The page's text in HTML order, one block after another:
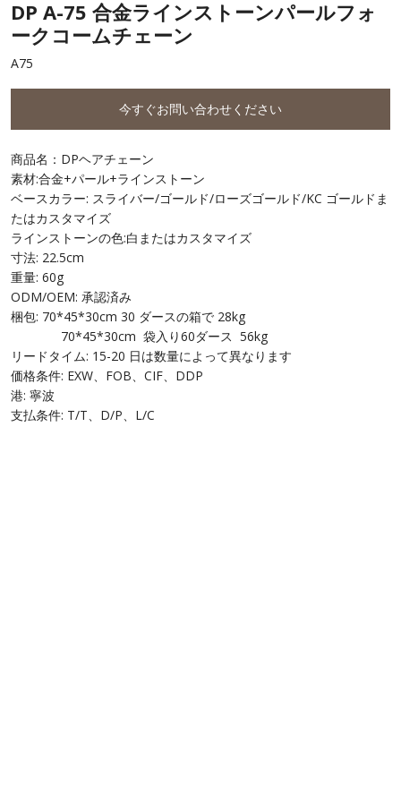
DP A-75 合金ラインストーンパールフォ
ークコームチェーン
A75
今すぐお問い合わせください
商品名：DPヘアチェーン
素材:合金+パール+ラインストーン
ベースカラー: スライバー/ゴールド/ローズゴールド/KC ゴールドま
たはカスタマイズ
ラインストーンの色:白またはカスタマイズ
寸法: 22.5cm
重量: 60g
ODM/OEM: 承認済み
梱包: 70*45*30cm 30 ダースの箱で 28kg
70*45*30cm 袋入り60ダース 56kg
リードタイム: 15-20 日は数量によって異なります
価格条件: EXW、FOB、CIF、DDP
港: 寧波
支払条件: T/T、D/P、L/C